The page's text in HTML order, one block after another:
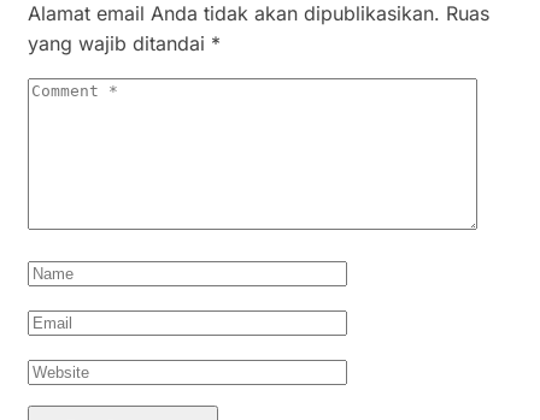
Alamat email Anda tidak akan dipublikasikan. Ruas
yang wajib ditandai *